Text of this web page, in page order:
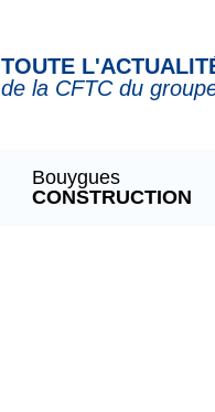
TOUTE
de la CFTC du
Bouygues
CONSTRUCTION